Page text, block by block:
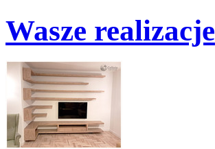
Wasze realizacje